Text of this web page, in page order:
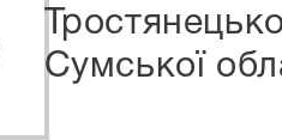
Сумської